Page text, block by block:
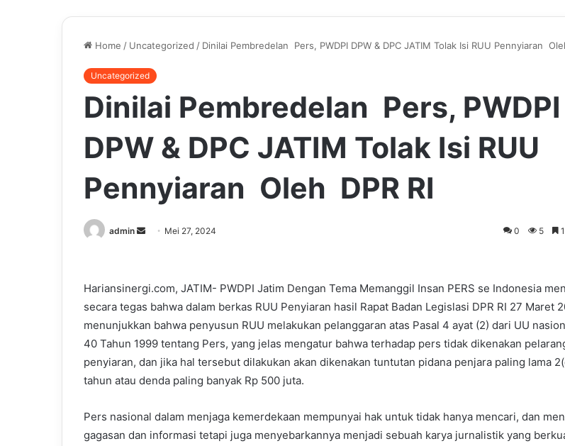
Home / Uncategorized / Dinilai Pembredelan Pers, PWDPI DPW & DPC JATIM Tolak Isi RUU Pennyiaran
Uncategorized
Dinilai Pembredelan Pers, PWDPI
DPW & DPC JATIM Tolak Isi RUU
Pennyiaran Oleh DPR RI
admin
Send Mei 27, 2024 0 5
Hariansinergi.com, JATIM- PWDPI Jatim Dengan Tema Memanggil Insan PERS se Indonesia
secara tegas bahwa dalam berkas RUU Penyiaran hasil Rapat Badan Legislasi DPR RI 27 Maret
menunjukkan bahwa penyusun RUU melakukan pelanggaran atas Pasal 4 ayat (2) dari UU
40 Tahun 1999 tentang Pers, yang jelas mengatur bahwa terhadap pers tidak dikenakan
penyiaran, dan jika hal tersebut dilakukan akan dikenakan tuntutan pidana penjara paling lama
tahun atau denda paling banyak Rp 500 juta.
Pers nasional dalam menjaga kemerdekaan mempunyai hak untuk tidak hanya mencari, dan
gagasan dan informasi tetapi juga menyebarkannya menjadi sebuah karya jurnalistik yang